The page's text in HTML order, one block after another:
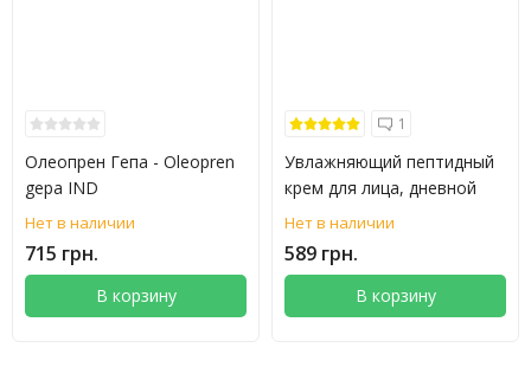
Олеопрен Гепа - Oleopren
gepa IND
Нет в наличии
715 грн.
В корзину
1
Увлажняющий пептидный
крем для лица, дневной
Нет в наличии
589 грн.
В корзину